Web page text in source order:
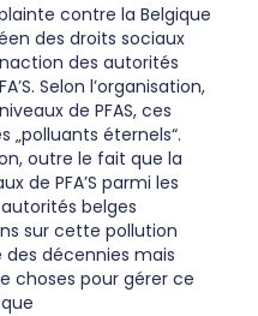
contre la Belgique
des droits sociaux
des autorités
Selon l’organisation,
de PFAS, ces
„polluants éternels“.
outre le fait que la
de PFA’S parmi les
autorités belges
sur cette pollution
des décennies mais
choses pour gérer ce